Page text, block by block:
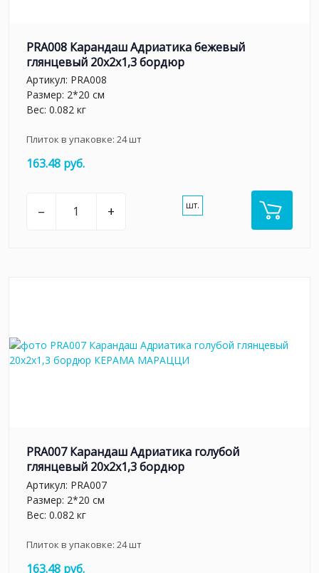
PRA008 Карандаш Адриатика бежевый
глянцевый 20x2x1,3 бордюр
Артикул: PRA008
Размер: 2*20 см
Вес: 0.082 кг
Плиток в упаковке: 24шт
163.48 руб.
– + шт.
PRA007 Карандаш Адриатика голубой
глянцевый 20x2x1,3 бордюр
Артикул: PRA007
Размер: 2*20 см
Вес: 0.082 кг
Плиток в упаковке: 24шт
163.48 руб.